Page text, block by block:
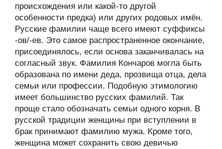
происхождения или какой-то другой
особенности предка) или других родовых имён.
Русские фамилии чаще всего имеют суффиксы
-ов/-ев. Это самое распространенное окончание,
присоединялось, если основа заканчивалась на
согласный звук. Фамилия Кончаров могла быть
образована по имени деда, прозвища отца, дела
семьи или профессии. Подобную этимологию
имеет большинство русских фамилий. Так
проще стало обозначать семьи одного корня. В
русской традиции женщины при вступлении в
брак принимают фамилию мужа. Кроме того,
женщина может сохранить свою девичью